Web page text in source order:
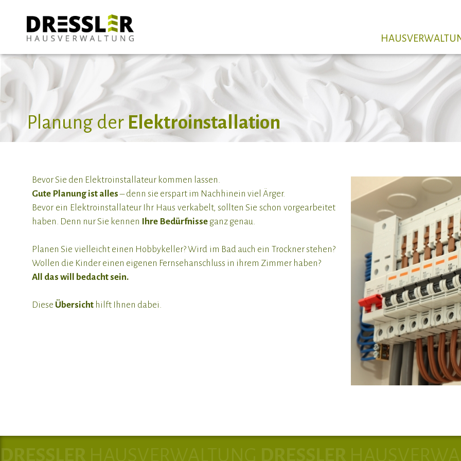
Planung der Elektroinstallation
Bevor Sie den Elektroinstallateur kommen lassen.
Gute Planung ist alles– denn sie erspart im Nachhinein viel Ärger.
Bevor ein Elektroinstallateur Ihr Haus verkabelt, sollten Sie schon vorgearbeitet
haben. Denn nur Sie kennen Ihre Bedürfnisse ganz genau.
Planen Sie vielleicht einen Hobbykeller? Wird im Bad auch ein Trockner stehen?
Wollen die Kinder einen eigenen Fernsehanschluss in ihrem Zimmer haben?
All das will bedacht sein.
Diese Übersicht hilft Ihnen dabei.
DRESSLER HAUSVERWALTUNG DRESSLER